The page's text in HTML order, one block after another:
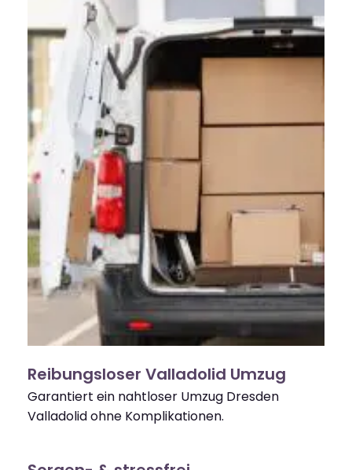
Reibungsloser Valladolid Umzug
Garantiert ein nahtloser Umzug Dresden
Valladolid ohne Komplikationen.